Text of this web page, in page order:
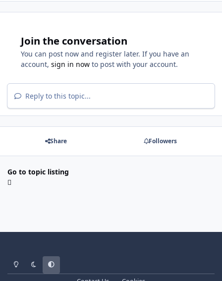
Join the conversation
You can post now and register later. If you have an
account, sign in now to post with your account.
Reply to this topic...
Share Followers
Go to topic listing
Light ModeDark ModeSystem Preference